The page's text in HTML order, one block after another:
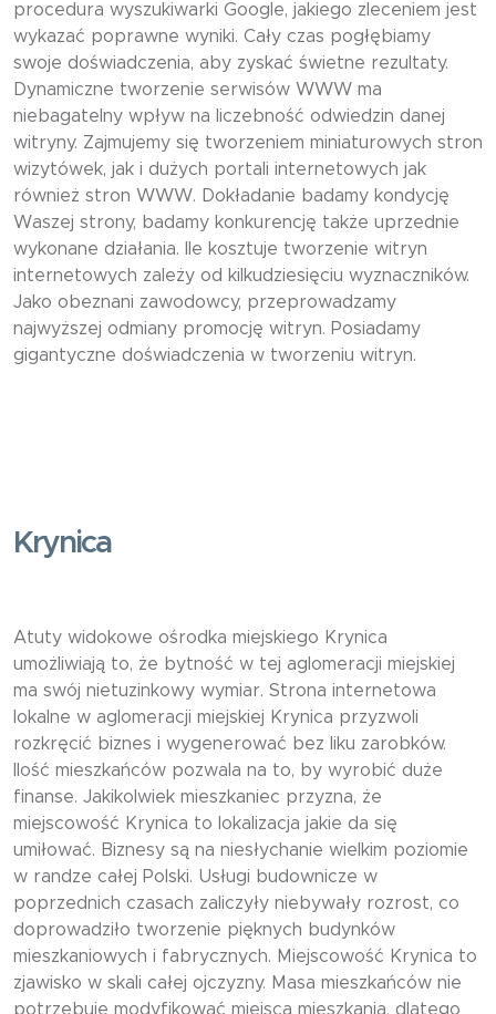
procedura wyszukiwarki Google, jakiego zleceniem jest
wykazać poprawne wyniki. Cały czas pogłębiamy
swoje doświadczenia, aby zyskać świetne rezultaty.
Dynamiczne tworzenie serwisów WWW ma
niebagatelny wpływ na liczebność odwiedzin danej
witryny. Zajmujemy się tworzeniem miniaturowych stron
wizytówek, jak i dużych portali internetowych jak
również stron WWW. Dokładanie badamy kondycję
Waszej strony, badamy konkurencję także uprzednie
wykonane działania. Ile kosztuje tworzenie witryn
internetowych zależy od kilkudziesięciu wyznaczników.
Jako obeznani zawodowcy, przeprowadzamy
najwyższej odmiany promocję witryn. Posiadamy
gigantyczne doświadczenia w tworzeniu witryn.
Krynica
Atuty widokowe ośrodka miejskiego Krynica
umożliwiają to, że bytność w tej aglomeracji miejskiej
ma swój nietuzinkowy wymiar. Strona internetowa
lokalne w aglomeracji miejskiej Krynica przyzwoli
rozkręcić biznes i wygenerować bez liku zarobków.
Ilość mieszkańców pozwala na to, by wyrobić duże
finanse. Jakikolwiek mieszkaniec przyzna, że
miejscowość Krynica to lokalizacja jakie da się
umiłować. Biznesy są na niesłychanie wielkim poziomie
w randze całej Polski. Usługi budownicze w
poprzednich czasach zaliczyły niebywały rozrost, co
doprowadziło tworzenie pięknych budynków
mieszkaniowych i fabrycznych. Miejscowość Krynica to
zjawisko w skali całej ojczyzny. Masa mieszkańców nie
potrzebuje modyfikować miejsca mieszkania, dlatego